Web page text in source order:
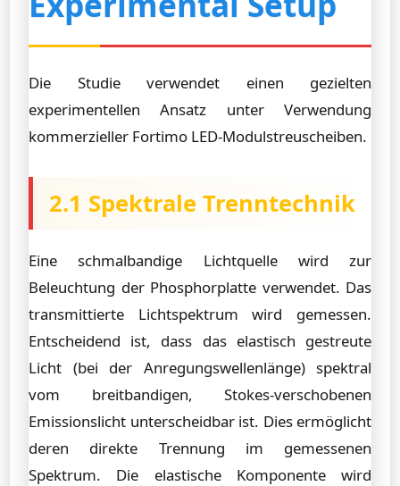
Die Studie verwendet einen gezielten
experimentellen Ansatz unter Verwendung
kommerzieller Fortimo LED-Modulstreuscheiben.
2.1 Spektrale Trenntechnik
Eine schmalbandige Lichtquelle wird zur
Beleuchtung der Phosphorplatte verwendet. Das
transmittierte Lichtspektrum wird gemessen.
Entscheidend ist, dass das elastisch gestreute
Licht (bei der Anregungswellenlänge) spektral
vom breitbandigen, Stokes-verschobenen
Emissionslicht unterscheidbar ist. Dies ermöglicht
deren direkte Trennung im gemessenen
Spektrum. Die elastische Komponente wird